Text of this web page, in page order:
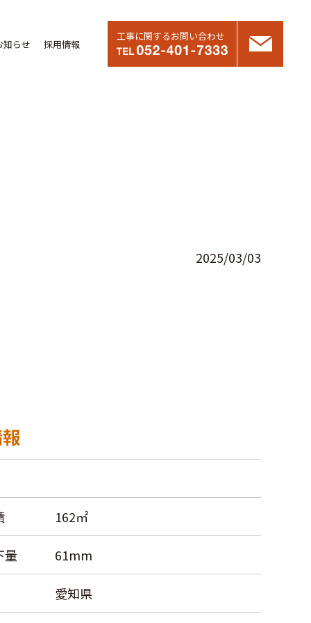
知らせ 採用情報
工事に関するお問い合わせ
2025/03/03
162㎡
量 61mm
愛知県